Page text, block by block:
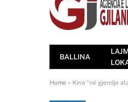
BALLINA
Home » Kina “në gjendje